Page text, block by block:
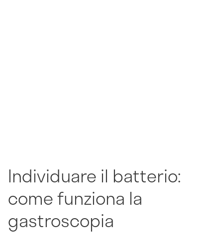
Individuare il batterio:
come funziona la
gastroscopia